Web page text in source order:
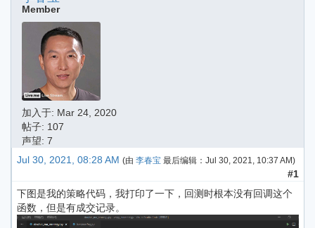
Member
加入于: Mar 24, 2020
帖子: 107
声望: 7
Jul 30, 2021, 08:28 AM (由 李春宝 最后编辑： Jul 30, 2021, 10:37 AM)
#1
下图是我的策略代码，我打印了一下，回测时根本没有回调这个
函数，但是有成交记录。